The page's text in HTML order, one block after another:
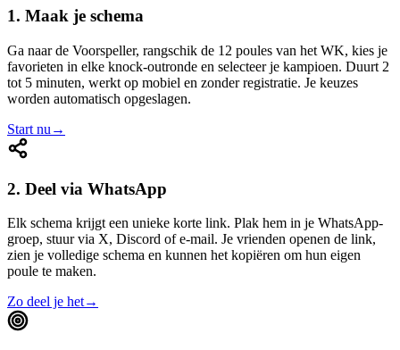
1. Maak je schema
Ga naar de Voorspeller, rangschik de 12 poules van het WK, kies je
favorieten in elke knock-outronde en selecteer je kampioen. Duurt 2
tot 5 minuten, werkt op mobiel en zonder registratie. Je keuzes
worden automatisch opgeslagen.
Start nu →
2. Deel via WhatsApp
Elk schema krijgt een unieke korte link. Plak hem in je WhatsApp-
groep, stuur via X, Discord of e-mail. Je vrienden openen de link,
zien je volledige schema en kunnen het kopiëren om hun eigen
poule te maken.
Zo deel je het→